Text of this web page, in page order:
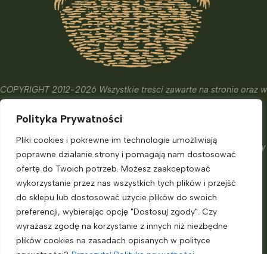
Polityka Prywatności
Pliki cookies i pokrewne im technologie umożliwiają
poprawne działanie strony i pomagają nam dostosować
ofertę do Twoich potrzeb. Możesz zaakceptować
wykorzystanie przez nas wszystkich tych plików i przejść
do sklepu lub dostosować użycie plików do swoich
preferencji, wybierając opcję "Dostosuj zgody". Czy
wyrażasz zgodę na korzystanie z innych niż niezbędne
plików cookies na zasadach opisanych w polityce
COPYRIGHT 2012-2026 Wszystkie treści zawarte na stronie oraz w
edukacyjny, informacyjny oraz hobbistyczny.
chorobom. Nie zastąpią one porady eksperta, o którą powinniśmy
zadbać.
Informacje dla klienta